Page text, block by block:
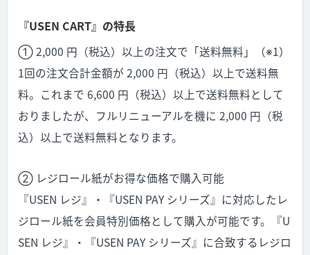
『USEN CART』の特長
① 2,000 円（税込）以上の注文で「送料無料」（※1）
1回の注文合計金額が 2,000 円（税込）以上で送料無
料。これまで 6,600 円（税込）以上で送料無料として
おりましたが、フルリニューアルを機に 2,000 円（税
込）以上で送料無料となります。
② レジロール紙がお得な価格で購入可能
『USEN レジ』・『USEN PAY シリーズ』に対応したレ
ジロール紙を会員特別価格として購入が可能です。『U
SEN レジ』・『USEN PAY シリーズ』に合致するレジロ